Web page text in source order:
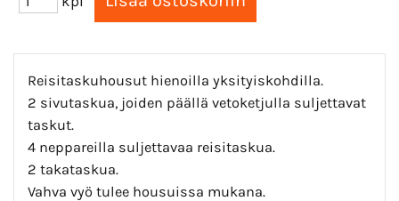
Reisitaskuhousut hienoilla yksityiskohdilla.
2 sivutaskua, joiden päällä vetoketjulla suljettavat
taskut.
4 neppareilla suljettavaa reisitaskua.
2 takataskua.
Vahva vyö tulee housuissa mukana.